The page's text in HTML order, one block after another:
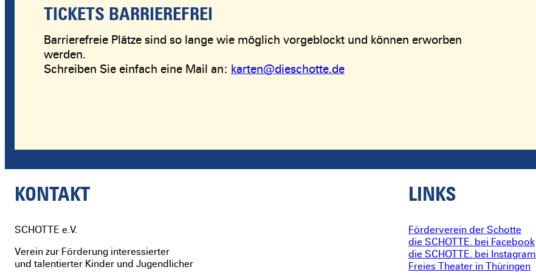
TICKETS BARRIEREFREI
Barrierefreie Plätze sind so lange wie möglich vorgeblockt und können erworben
werden.
Schreiben Sie einfach eine Mail an: karten@dieschotte.de
KONTAKT
SCHOTTE e.V.
Verein zur Förderung interessierter
und talentierter Kinder und Jugendlicher
LINKS
Förderverein der Schotte
die SCHOTTE. bei Facebook
die SCHOTTE. bei Instagram
Freies Theater in Thüringen